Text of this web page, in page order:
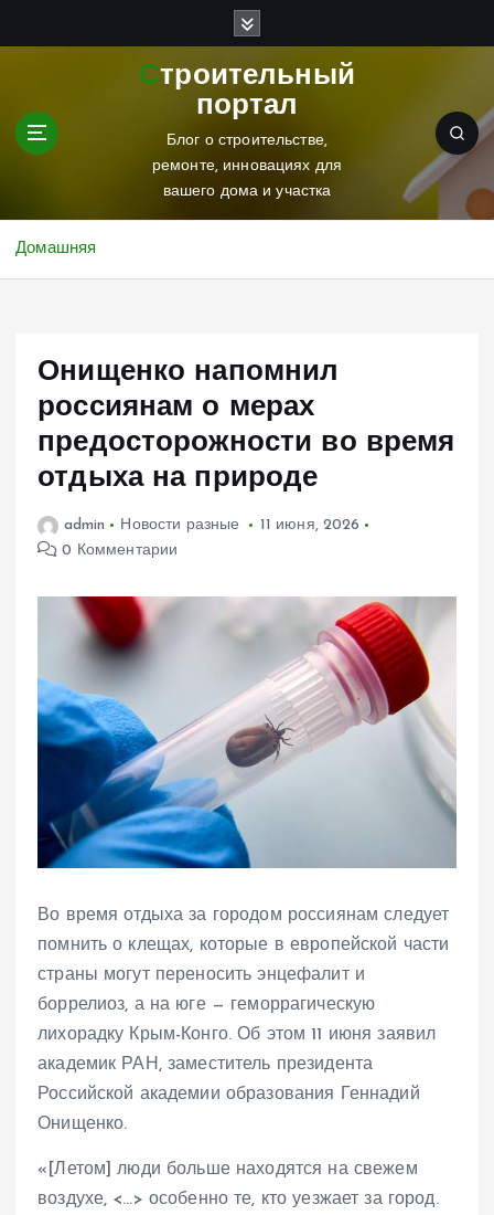
Строительный
портал
Блог о строительстве,
ремонте, инновациях для
вашего дома и участка
Домашняя
Онищенко напомнил
россиянам о мерах
предосторожности во время
отдыха на природе
admin Новости разные
11 июня, 2026
0 Комментарии
Во время отдыха за городом россиянам следует
помнить о клещах, которые в европейской части
страны могут переносить энцефалит и
боррелиоз, а на юге — геморрагическую
лихорадку Крым-Конго. Об этом 11 июня заявил
академик РАН, заместитель президента
Российской академии образования Геннадий
Онищенко.
«[Летом] люди больше находятся на свежем
воздухе, <…> особенно те, кто уезжает за город.